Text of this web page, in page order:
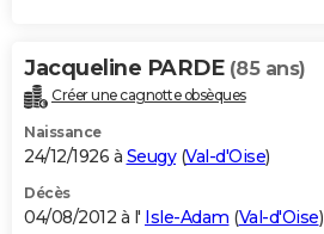
Jacqueline PARDE (85 ans)
Créer une cagnotte obsèques
Naissance
24/12/1926 à Seugy(Val-d'Oise)
Décès
04/08/2012 à l' Isle-Adam (Val-d'Oise)